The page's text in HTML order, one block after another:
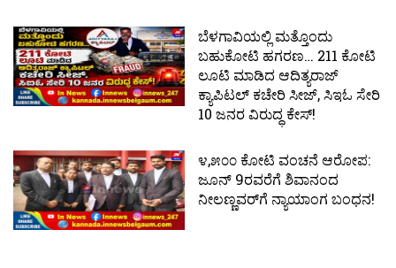
ಬೆಳಗಾವಿಯಲ್ಲಿ ಮತ್ತೊಂದು
ಬಹುಕೋಟಿ ಹಗರಣ… 211 ಕೋಟಿ
ಲೂಟಿ ಮಾಡಿದ ಆದಿತ್ಯರಾಜ್
ಕ್ಯಾಪಿಟಲ್ ಕಚೇರಿ ಸೀಜ್, ಸಿಇಓ ಸೇರಿ
10 ಜನರ ವಿರುದ್ಧ ಕೇಸ್!
೪,೫೦೦ ಕೋಟಿ ವಂಚನೆ ಆರೋಪ:
ಜೂನ್ 9ರವರೆಗೆ ಶಿವಾನಂದ
ನೀಲಣ್ಣವರ್‌ಗೆ ನ್ಯಾಯಾಂಗ ಬಂಧನ!